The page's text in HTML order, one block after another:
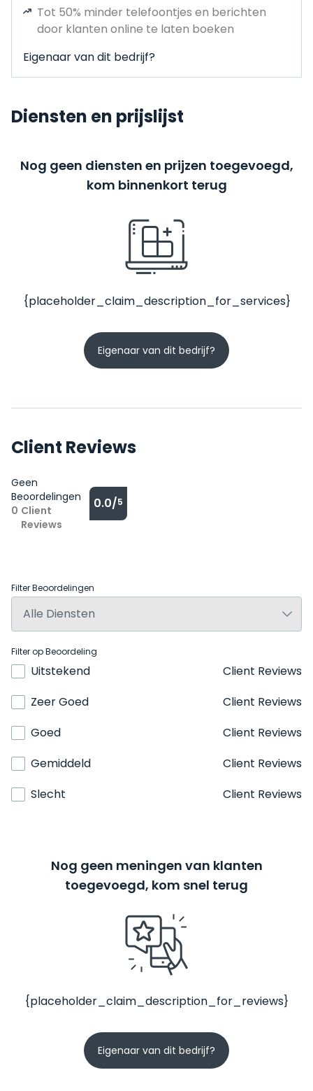
Tot 50% minder telefoontjes en berichten
door klanten online te laten boeken
Eigenaar van dit bedrijf?
Diensten en prijslijst
Nog geen diensten en prijzen toegevoegd,
kom binnenkort terug
{placeholder_claim_description_for_services}
Eigenaar van dit bedrijf?
Client Reviews
Geen
Beoordelingen
0 Client
Reviews
0.0/5
Filter Beoordelingen
Filter op Beoordeling
Uitstekend
Client Reviews
Zeer Goed
Client Reviews
Goed
Client Reviews
Gemiddeld
Client Reviews
Slecht
Client Reviews
Nog geen meningen van klanten
toegevoegd, kom snel terug
{placeholder_claim_description_for_reviews}
Eigenaar van dit bedrijf?